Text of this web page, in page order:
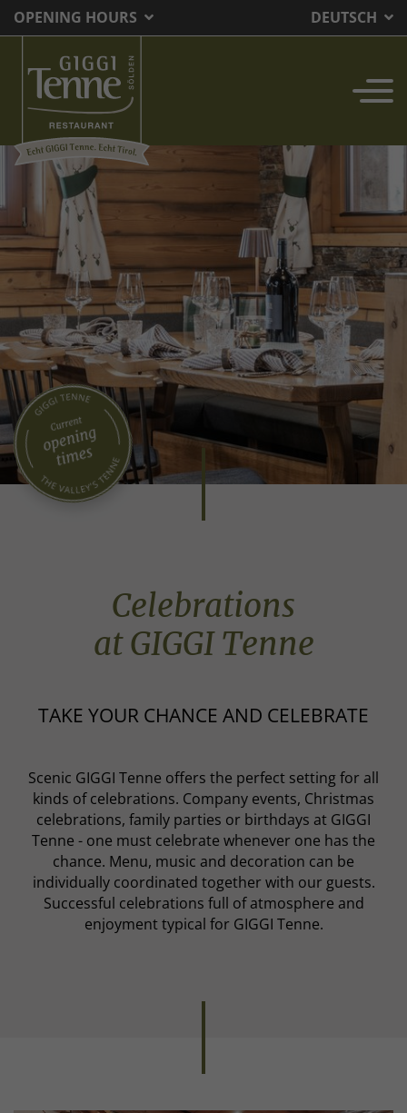
OPENING HOURS DEUTSCH
Celebrations
at GIGGI Tenne
TAKE YOUR CHANCE AND CELEBRATE
Scenic GIGGI Tenne offers the perfect setting for all
kinds of celebrations. Company events, Christmas
celebrations, family parties or birthdays at GIGGI
Tenne - one must celebrate whenever one has the
chance. Menu, music and decoration can be
individually coordinated together with our guests.
Successful celebrations full of atmosphere and
enjoyment typical for GIGGI Tenne.